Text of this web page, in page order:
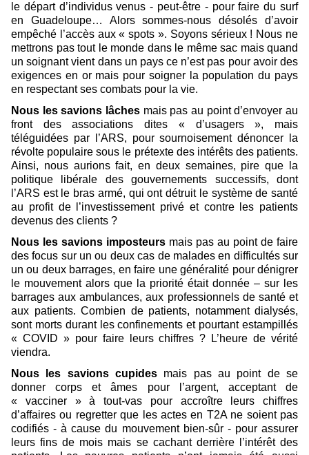
le départ d’individus venus - peut-être - pour faire du surf
en Guadeloupe… Alors sommes-nous désolés d’avoir
empêché l’accès aux « spots ». Soyons sérieux ! Nous ne
mettrons pas tout le monde dans le même sac mais quand
un soignant vient dans un pays ce n’est pas pour avoir des
exigences en or mais pour soigner la population du pays
en respectant ses combats pour la vie.
Nous les savions lâches mais pas au point d’envoyer au
front des associations dites « d’usagers », mais
téléguidées par l’ARS, pour sournoisement dénoncer la
révolte populaire sous le prétexte des intérêts des patients.
Ainsi, nous aurions fait, en deux semaines, pire que la
politique libérale des gouvernements successifs, dont
l’ARS est le bras armé, qui ont détruit le système de santé
au profit de l’investissement privé et contre les patients
devenus des clients ?
Nous les savions imposteurs mais pas au point de faire
des focus sur un ou deux cas de malades en difficultés sur
un ou deux barrages, en faire une généralité pour dénigrer
le mouvement alors que la priorité était donnée – sur les
barrages aux ambulances, aux professionnels de santé et
aux patients. Combien de patients, notamment dialysés,
sont morts durant les confinements et pourtant estampillés
« COVID » pour faire leurs chiffres ? L’heure de vérité
viendra.
Nous les savions cupides mais pas au point de se
donner corps et âmes pour l’argent, acceptant de
« vacciner » à tout-vas pour accroître leurs chiffres
d’affaires ou regretter que les actes en T2A ne soient pas
codifiés - à cause du mouvement bien-sûr - pour assurer
leurs fins de mois mais se cachant derrière l’intérêt des